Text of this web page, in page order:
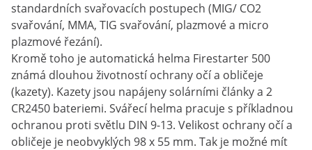
standardních svařovacích postupech (MIG/ CO2
svařování, MMA, TIG svařování, plazmové a micro
plazmové řezání).
Kromě toho je automatická helma Firestarter 500
známá dlouhou životností ochrany očí a obličeje
(kazety). Kazety jsou napájeny solárními články a 2
CR2450 bateriemi. Svářecí helma pracuje s příkladnou
ochranou proti světlu DIN 9-13. Velikost ochrany očí a
obličeje je neobvyklých 98 x 55 mm. Tak je možné mít